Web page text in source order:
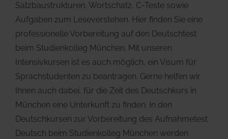
Satzbaustrukturen, Wortschatz, C-Teste sowie
Aufgaben zum Leseverstehen. Hier finden Sie eine
professionelle Vorbereitung auf den Deutschtest
beim Studienkolleg München. Mit unseren
Intensivkursen ist es auch möglich, ein Visum für
Sprachstudenten zu beantragen. Gerne helfen wir
Ihnen auch dabei, für die Zeit des Deutschkurs in
München eine Unterkunft zu finden. In den
Deutschkursen zur Vorbereitung des Aufnahmetest
Deutsch beim Studienkolleg München werden